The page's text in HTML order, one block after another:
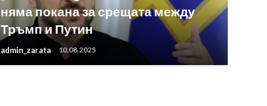
няма покана за срещата между
Тръмп и Путин
admin_zarata 10.08.2025